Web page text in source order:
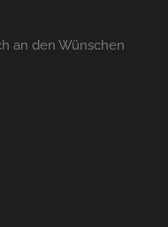
an den Wünschen